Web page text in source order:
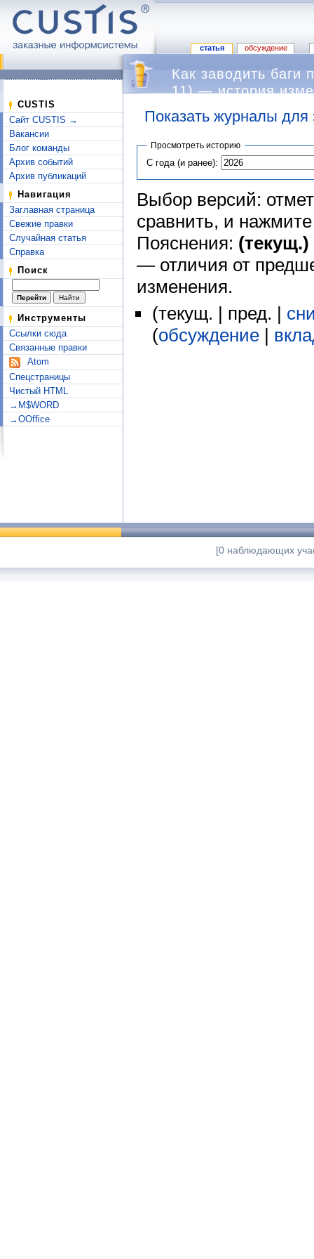
статья обсуждение
CUSTIS
Сайт CUSTIS →
Вакансии
Блог команды
Архив событий
Архив публикаций
Навигация
Заглавная страница
Свежие правки
Случайная статья
Справка
Поиск
Инструменты
Ссылки сюда
Связанные правки
Atom
Спецстраницы
Чистый HTML
→M$WORD
→OOffice
Как заводить баги
11) — история
Показать журналы для
Просмотреть историю
С года (и ранее):
Выбор версий:
сравнить, и
Пояснения: (текущ.)
— отличия от
изменения.
(текущ. | пред. |
(обсуждение|
[0 наблюдающих